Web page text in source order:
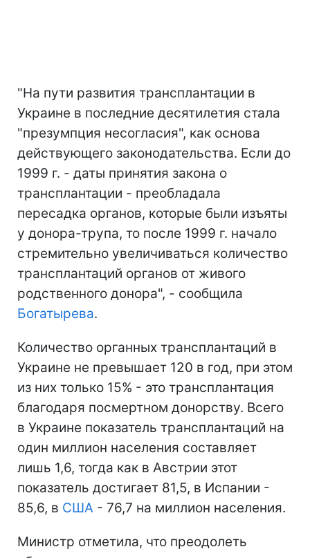
"На пути развития трансплантации в
Украине в последние десятилетия стала
"презумпция несогласия", как основа
действующего законодательства. Если до
1999 г. - даты принятия закона о
трансплантации - преобладала
пересадка органов, которые были изъяты
у донора-трупа, то после 1999 г. начало
стремительно увеличиваться количество
трансплантаций органов от живого
родственного донора", - сообщила
Богатырева.
Количество органных трансплантаций в
Украине не превышает 120 в год, при этом
из них только 15% - это трансплантация
благодаря посмертном донорству. Всего
в Украине показатель трансплантаций на
один миллион населения составляет
лишь 1,6, тогда как в Австрии этот
показатель достигает 81,5, в Испании -
85,6, в США - 76,7 на миллион населения.
Министр отметила, что преодолеть